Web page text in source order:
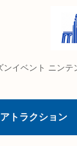
ンイベント ニン
アトラクション